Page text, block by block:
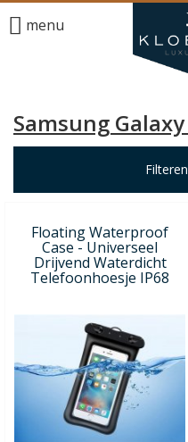
menu
Samsung Galaxy
Floating Waterproof
Case - Universeel
Drijvend Waterdicht
Telefoonhoesje IP68